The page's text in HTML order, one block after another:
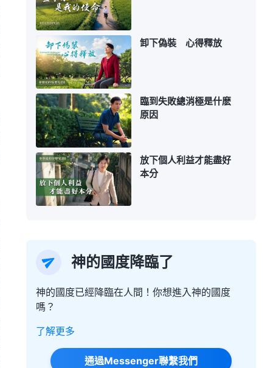
卸下偽裝 心得釋放
臨到失敗總消極是什麽
原因
放下個人利益才能盡好
本分
神的國度降臨了
神的國度已經降臨在人間！你想進入神的國度
嗎？
了解更多
通過Messenger聯繫我們